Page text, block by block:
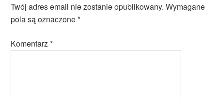
Twój adres email nie zostanie opublikowany. Wymagane
pola są oznaczone*
Komentarz*